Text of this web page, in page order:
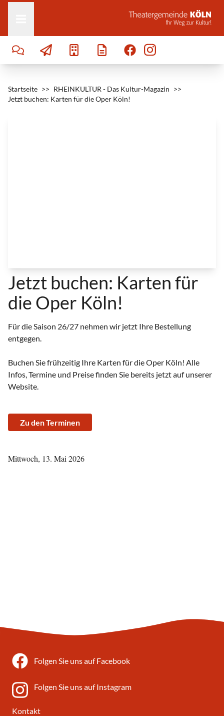
Zum Inhalt springen
Startseite >> RHEINKULTUR - Das Kultur-Magazin >>
Jetzt buchen: Karten für die Oper Köln!
Jetzt buchen: Karten für
die Oper Köln!
Für die Saison 26/27 nehmen wir jetzt Ihre Bestellung
entgegen.
Buchen Sie frühzeitig Ihre Karten für die Oper Köln! Alle
Infos, Termine und Preise finden Sie bereits jetzt auf unserer
Website.
Zu den Terminen
Mittwoch, 13. Mai 2026
e
e
s
R
w
a
n
Folgen Sie uns auf Facebook
Folgen Sie uns auf Instagram
Kontakt